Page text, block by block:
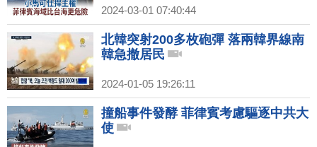
2024-03-01 07:40:44
北韓突射200多枚砲彈 落兩韓界線南
韓急撤居民
2024-01-05 19:26:11
撞船事件發酵 菲律賓考慮驅逐中共大
使